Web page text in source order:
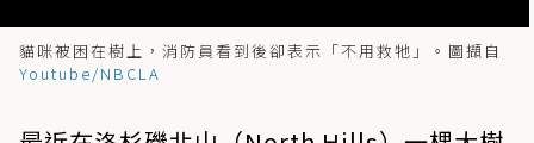
貓咪被困在樹上，消防員看到後卻表示「不用救牠」。圖擷自
Youtube/NBCLA